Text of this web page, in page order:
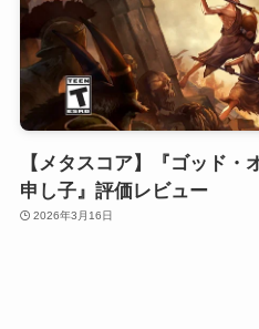
【メタスコア】『ゴッド
申し子』評価レビュー
2026年3月16日